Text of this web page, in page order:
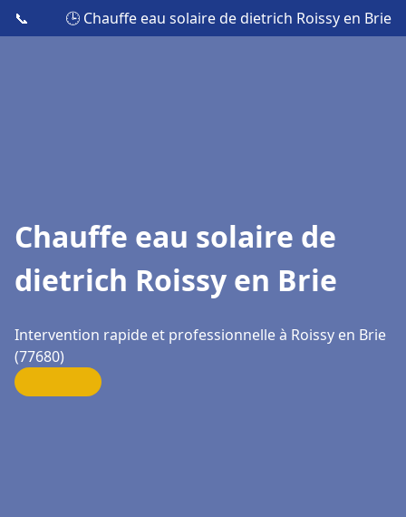
📞 🕒 Chauffe eau solaire de dietrich Roissy en Brie
Chauffe eau solaire de
dietrich Roissy en Brie
Intervention rapide et professionnelle à Roissy en Brie
(77680)